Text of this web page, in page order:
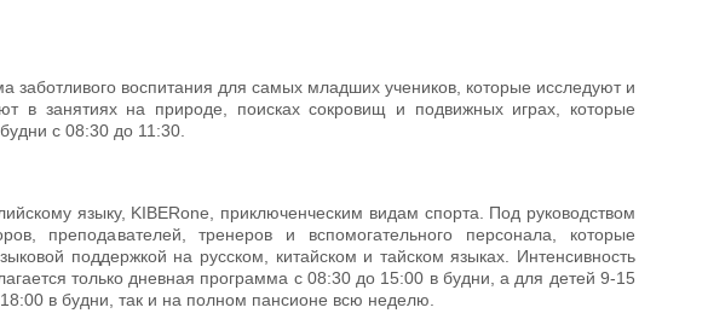
заботливого воспитания для самых младших учеников, которые исследуют и
в занятиях на природе, поисках сокровищ и подвижных играх, которые
с 08:30 до 11:30.
языку, KIBERone, приключенческим видам спорта. Под руководством
преподавателей, тренеров и вспомогательного персонала, которые
поддержкой на русском, китайском и тайском языках. Интенсивность
только дневная программа с 08:30 до 15:00 в будни, а для детей 9-15
в будни, так и на полном пансионе всю неделю.